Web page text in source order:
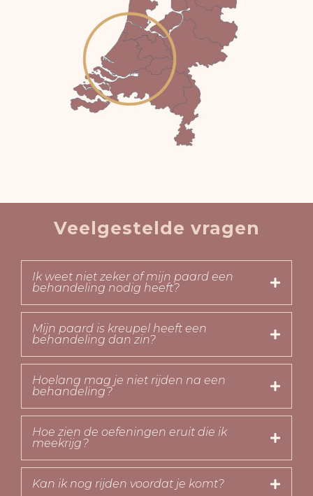
Veelgestelde vragen
Ik weet niet zeker of mijn paard een
behandeling nodig heeft?
Mijn paard is kreupel heeft een
behandeling dan zin?
Hoelang mag je niet rijden na een
behandeling?
Hoe zien de oefeningen eruit die ik
meekrijg?
Kan ik nog rijden voordat je komt?